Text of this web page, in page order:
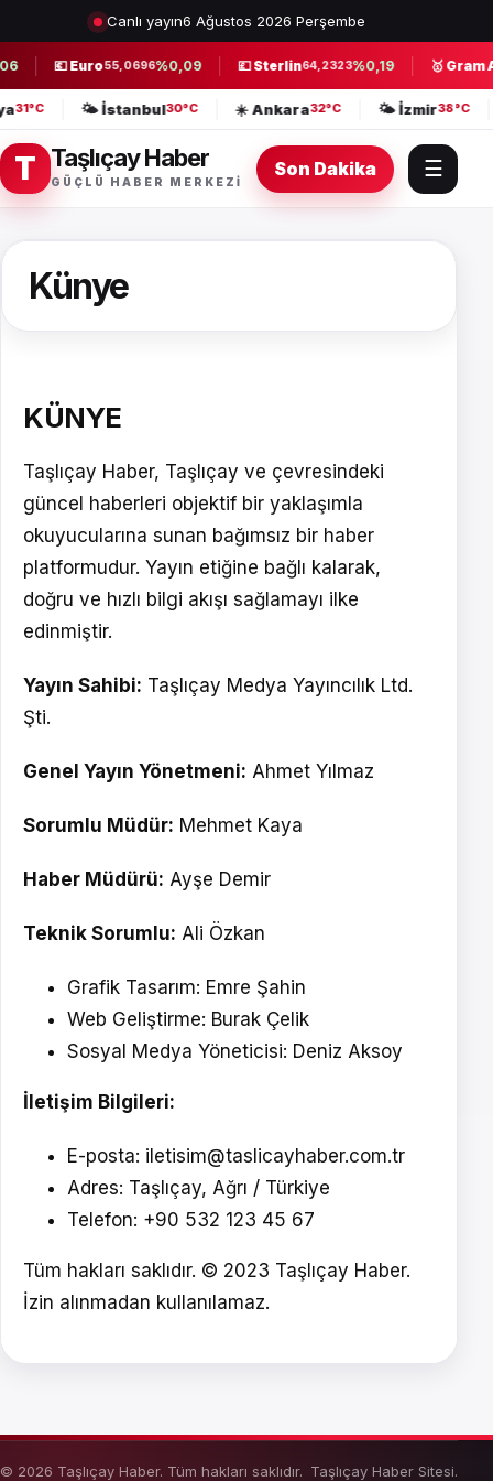
Canlı yayın6 Ağustos 2026 Perşembe
💶 Euro55,0696%0,09 💷 Sterlin64,2323%0,19 🥇 Gram
31°C 🌤️ İstanbul30°C ☀️ Ankara32°C 🌤️ İzmir38°C
T Taşlıçay Haber
GÜÇLÜ HABER MERKEZI
Son Dakika ☰
Künye
KÜNYE
Taşlıçay Haber, Taşlıçay ve çevresindeki
güncel haberleri objektif bir yaklaşımla
okuyucularına sunan bağımsız bir haber
platformudur. Yayın etiğine bağlı kalarak,
doğru ve hızlı bilgi akışı sağlamayı ilke
edinmiştir.
Yayın Sahibi: Taşlıçay Medya Yayıncılık Ltd.
Şti.
Genel Yayın Yönetmeni: Ahmet Yılmaz
Sorumlu Müdür: Mehmet Kaya
Haber Müdürü: Ayşe Demir
Teknik Sorumlu: Ali Özkan
Grafik Tasarım: Emre Şahin
Web Geliştirme: Burak Çelik
Sosyal Medya Yöneticisi: Deniz Aksoy
İletişim Bilgileri:
E-posta: iletisim@taslicayhaber.com.tr
Adres: Taşlıçay, Ağrı / Türkiye
Telefon: +90 532 123 45 67
Tüm hakları saklıdır. © 2023 Taşlıçay Haber.
İzin alınmadan kullanılamaz.
© 2026 Taşlıçay Haber. Tüm hakları saklıdır. Taşlıçay Haber Sitesi.